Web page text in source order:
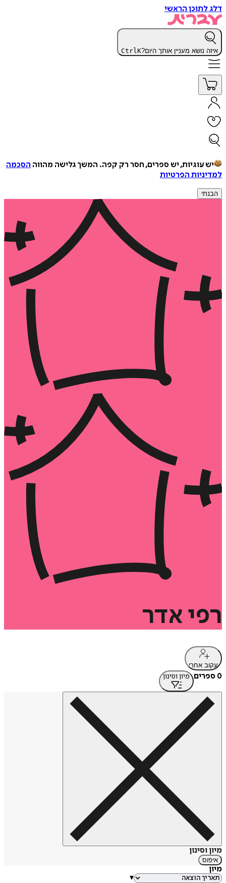
דלג לתוכן הראשי
איזה נושא מעניין אותך היום? CtrlK
יש עוגיות, יש ספרים, חסר רק קפה. המשך גלישה מהווה הסכמה
למדיניות הפרטיות
הבנתי
רפי אדר
עקוב אחרי
0 ספרים מיון וסינון
מיון וסינון
איפוס
מיון
▾